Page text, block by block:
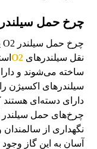
چرخ حمل سیلندر
نقل سیلندرهای O2
ساخته می‌شوند و
سیلندرهای اکسیژن
دارای دسته‌ای
چرخ‌های حمل سیلندر
نگهداری از
آسان به این گاز